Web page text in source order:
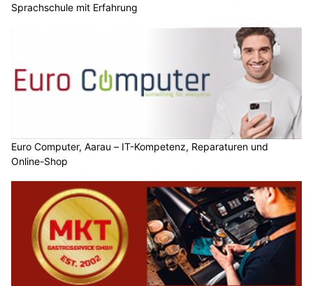
Sprachschule mit Erfahrung
Euro Computer, Aarau – IT-Kompetenz, Reparaturen und
Online-Shop